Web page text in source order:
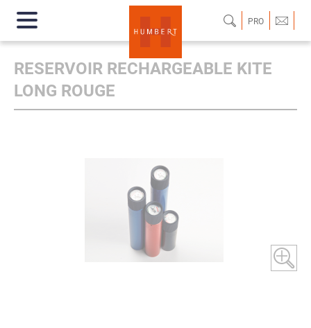
PRO
RESERVOIR RECHARGEABLE KITE
LONG ROUGE